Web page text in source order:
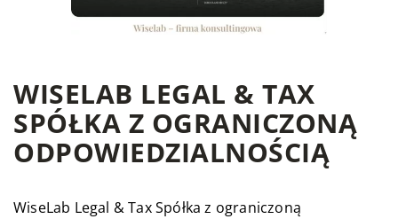
WISELAB LEGAL & TAX
SPÓŁKA Z OGRANICZONĄ
ODPOWIEDZIALNOŚCIĄ
WiseLab Legal & Tax Spółka z ograniczoną